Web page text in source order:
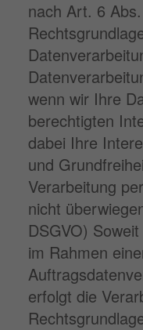
nach Art. 6
wenn wir Ihre
berechtigten
dabei Ihre
und
Verarbeitung
nicht
DSGVO)
im Rahmen
erfolgt die